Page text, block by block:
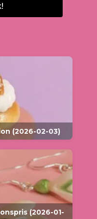
(2026-02-03)
(2026-01-